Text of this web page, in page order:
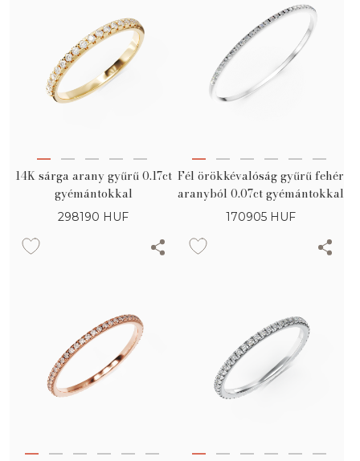
14K sárga arany gyűrű 0.17ct
gyémántokkal
298190 HUF
Fél örökkévalóság gyűrű fehér
aranyból 0.07ct gyémántokkal
170905 HUF